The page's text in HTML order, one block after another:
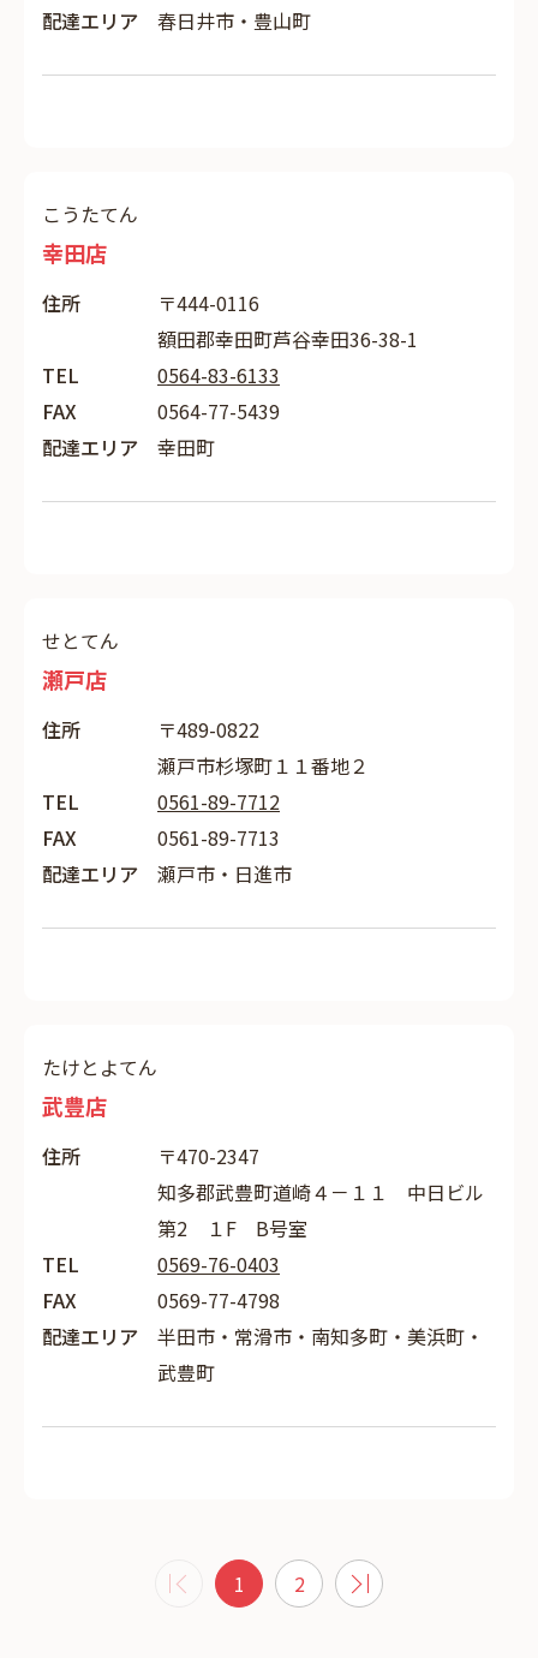
配達エリア
春日井市・豊山町
こうたてん
幸田店
住所
〒444-0116
額田郡幸田町芦谷幸田36-38-1
TEL
0564-83-6133
FAX
0564-77-5439
配達エリア
幸田町
せとてん
瀬戸店
住所
〒489-0822
瀬戸市杉塚町１１番地２
TEL
0561-89-7712
FAX
0561-89-7713
配達エリア
瀬戸市・日進市
たけとよてん
武豊店
住所
〒470-2347
知多郡武豊町道崎４－１１ 中日ビル
第2 １F B号室
TEL
0569-76-0403
FAX
0569-77-4798
配達エリア
半田市・常滑市・南知多町・美浜町・
武豊町
1 2